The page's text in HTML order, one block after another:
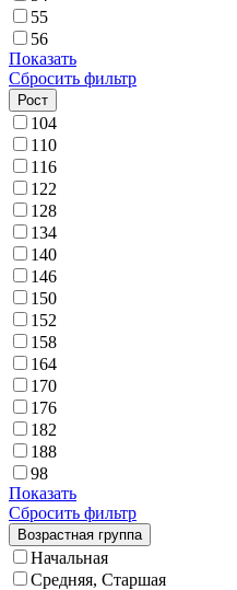
55
56
Показать
Сбросить фильтр
Рост
104
110
116
122
128
134
140
146
150
152
158
164
170
176
182
188
98
Показать
Сбросить фильтр
Возрастная группа
Начальная
Средняя, Старшая